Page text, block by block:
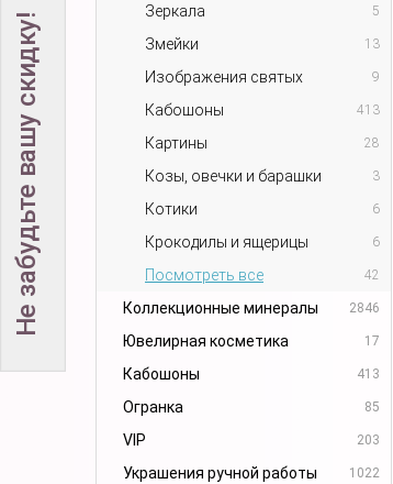
Зеркала 5
Змейки 13
Изображения святых 9
Кабошоны 413
Картины 28
Козы, овечки и барашки 3
Котики 6
Крокодилы и ящерицы 6
Посмотреть все 42
Коллекционные минералы 2846
Ювелирная косметика 17
Кабошоны 413
Огранка 85
VIP 203
Украшения ручной работы 1022
Не забудьте вашу скидку!